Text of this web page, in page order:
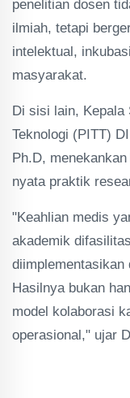
penelitian dosen
ilmiah, tetapi
intelektual,
masyarakat.
Di sisi lain, Kepala
Teknologi (PITT)
Ph.D,
nyata praktik
"Keahlian medis
akademik
diimplementasikan
Hasilnya bukan
model kolaborasi
operasional," ujar